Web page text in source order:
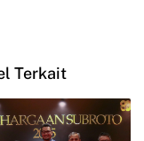
Terkait